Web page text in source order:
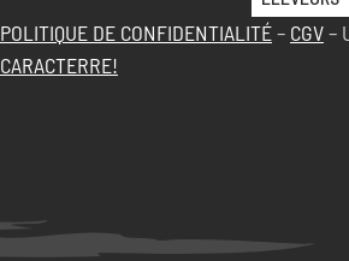
POLITIQUE DE CONFIDENTIALITÉ– CGV–
CARACTERRE!